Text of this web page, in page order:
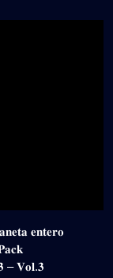
𝐞𝐧𝐭𝐞𝐫𝐨
– 𝐕𝐨𝐥.𝟑